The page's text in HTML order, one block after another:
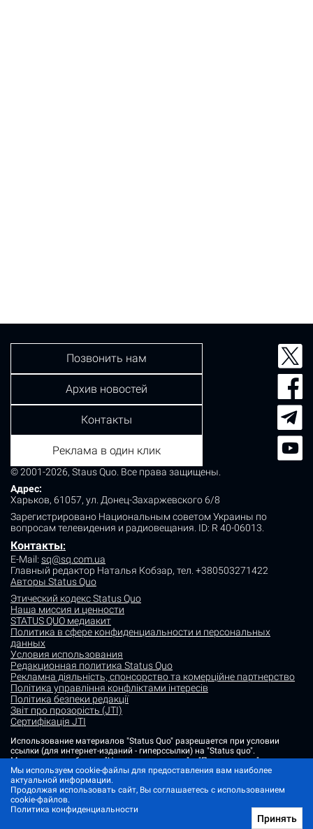
© 2001-2026, Staus Quo. Все права защищены.
Адрес:
Харьков, 61057, ул. Донец-Захаржевского 6/8
Зарегистрировано Национальным советом Украины по
вопросам телевидения и радиовещания. ID: R 40-06013.
Контакты:
E-Mail: sq@sq.com.ua
Главный редактор Наталья Кобзар, тел. +380503271422
Авторы Status Quo
Этический кодекс Status Quo
Наша миссия и ценности
STATUS QUO медиакит
Политика в сфере конфиденциальности и персональных
данных
Условия использования
Редакционная политика Status Quo
Рекламна діяльність, спонсорство та комерційне партнерство
Політика управління конфліктами інтересів
Політика безпеки редакції
Звіт про прозорість (JTI)
Сертифікація JTI
Позвонить нам
Архив новостей
Контакты
Реклама в один клик
Использование материалов "Status Quo" разрешается при условии
ссылки (для интернет-изданий - гиперссылки) на "Status quo".
Материалы в рубриках "Новости партнеров" и "Пресс-релизы"
размещаются на правах рекламы или в рамках некоммерческого
партнерства.
Изображения, содержащие метку "Status Quo" или не содержащие
информации об источнике фото, являются иллюстративными либо
сгенерированными ИИ
Мы используем cookie-файлы для предоставления вам наиболее
актуальной информации.
Продолжая использовать сайт, Вы соглашаетесь с использованием
cookie-файлов.
Политика конфиденциальности
Принять